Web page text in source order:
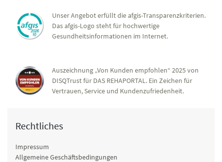
Unser Angebot erfüllt die afgis-Transparenzkriterien.
Das afgis-Logo steht für hochwertige
Gesundheitsinformationen im Internet.
Auszeichnung „Von Kunden empfohlen“ 2025 von
DISQTrust für DAS REHAPORTAL. Ein Zeichen für
Vertrauen, Service und Kundenzufriedenheit.
Rechtliches
Impressum
Allgemeine Geschäftsbedingungen